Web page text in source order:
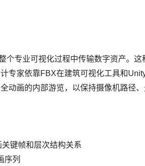
专业可视化过程中传输数字资产。这
专家依靠FBX在建筑可视化工具和
动画的内部游览，以保持摄像机路径
键帧和层次结构关系
序列